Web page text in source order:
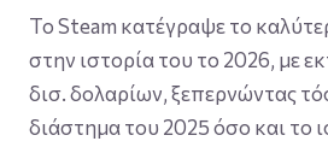
Το Steam κατέγραψε το
στην ιστορία του το 2026, με
δισ. δολαρίων, ξεπερνώντας
διάστημα του 2025 όσο και το